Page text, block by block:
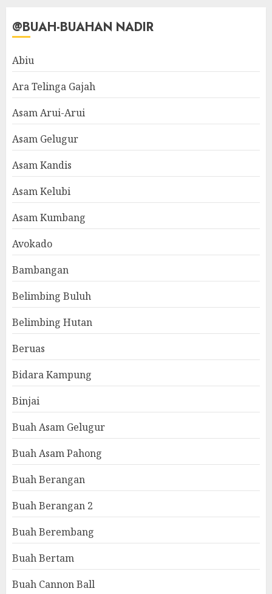
@BUAH-BUAHAN NADIR
Abiu
Ara Telinga Gajah
Asam Arui-Arui
Asam Gelugur
Asam Kandis
Asam Kelubi
Asam Kumbang
Avokado
Bambangan
Belimbing Buluh
Belimbing Hutan
Beruas
Bidara Kampung
Binjai
Buah Asam Gelugur
Buah Asam Pahong
Buah Berangan
Buah Berangan 2
Buah Berembang
Buah Bertam
Buah Cannon Ball